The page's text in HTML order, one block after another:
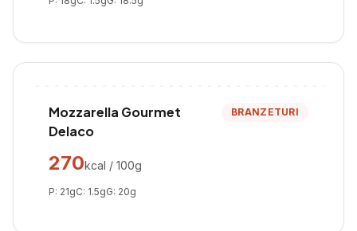
Mozzarella Gourmet
Delaco
BRANZETURI
270kcal / 100g
P: 21gC: 1.5gG: 20g